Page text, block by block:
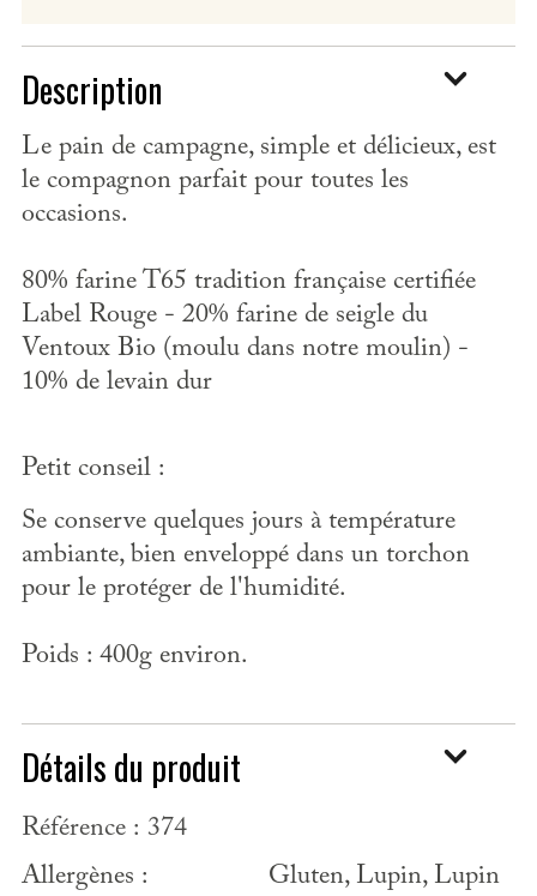
Description
Le pain de campagne, simple et délicieux, est
le compagnon parfait pour toutes les
occasions.
80%farine T65 tradition française certifiée
Label Rouge - 20% farine de seigle du
Ventoux Bio (moulu dans notre moulin) -
10% de levain dur
Petit conseil :
Se conserve quelques jours à température
ambiante, bien enveloppé dans un torchon
pour le protéger de l'humidité.
Poids : 400g environ.
Détails du produit
Référence : 374
Allergènes :
Gluten, Lupin, Lupin